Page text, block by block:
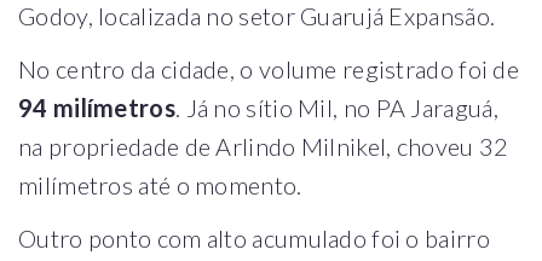
Godoy, localizada no setor Guarujá Expansão.
No centro da cidade, o volume registrado foi de
94 milímetros. Já no sítio Mil, no PA Jaraguá,
na propriedade de Arlindo Milnikel, choveu 32
milímetros até o momento.
Outro ponto com alto acumulado foi o bairro